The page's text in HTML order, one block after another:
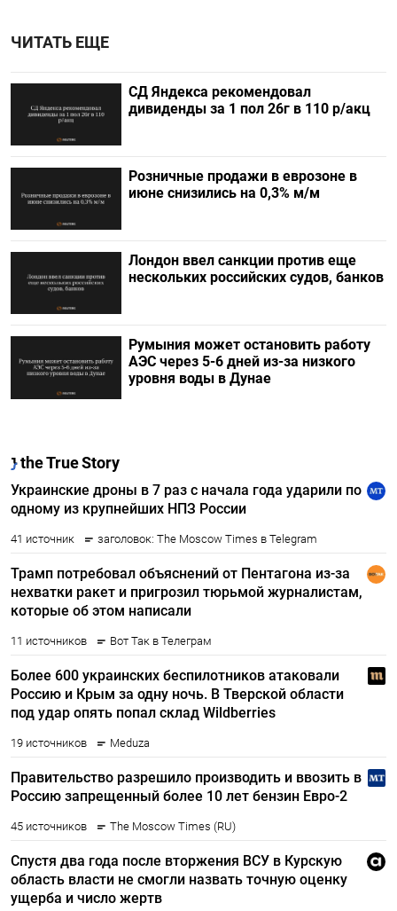
ЧИТАТЬ ЕЩЕ
СД Яндекса рекомендовал
дивиденды за 1 пол 26г в 110 р/акц
Розничные продажи в еврозоне в
июне снизились на 0,3% м/м
Лондон ввел санкции против еще
нескольких российских судов, банков
Румыния может остановить работу
АЭС через 5-6 дней из-за низкого
уровня воды в Дунае